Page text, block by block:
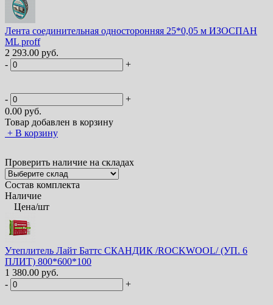
Лента соединительная односторонняя 25*0,05 м ИЗОСПАН
ML proff
2 293.00 руб.
-
+
-
+
0.00 руб.
Товар добавлен в корзину
+ В корзину
Проверить наличие на складах
Состав комплекта
Наличие
Цена/шт
Утеплитель Лайт Баттс СКАНДИК /ROCKWOOL/ (УП. 6
ПЛИТ) 800*600*100
1 380.00 руб.
-
+